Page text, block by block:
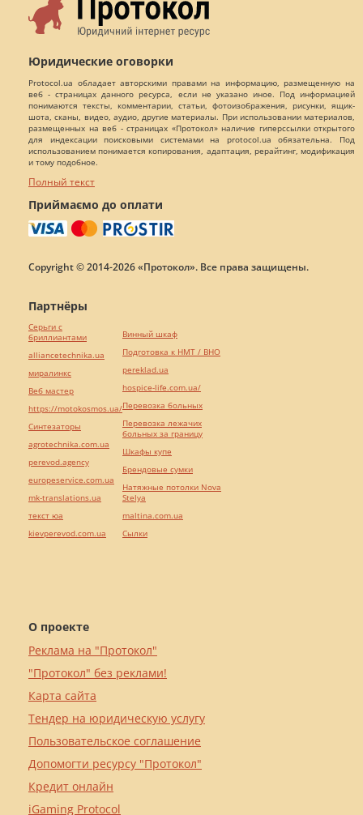
Юридические оговорки
Protocol.ua обладает авторскими правами на информацию, размещенную на
веб - страницах данного ресурса, если не указано иное. Под информацией
понимаются тексты, комментарии, статьи, фотоизображения, рисунки, ящик-
шота, сканы, видео, аудио, другие материалы. При использовании материалов,
размещенных на веб - страницах «Протокол» наличие гиперссылки открытого
для индексации поисковыми системами на protocol.ua обязательна. Под
использованием понимается копирования, адаптация, рерайтинг, модификация
и тому подобное.
Полный текст
Приймаємо до оплати
Copyright © 2014-2026 «Протокол». Все права защищены.
О проекте
Реклама на "Протокол"
"Протокол" без реклами!
Карта сайта
Тендер на юридическую услугу
Пользовательское соглашение
Допомогти ресурсу "Протокол"
Кредит онлайн
iGaming Protocol
Партнёры
Серьги с
бриллиантами
alliancetechnika.ua
миралинкс
Веб мастер
https://motokosmos.ua/
Синтезаторы
agrotechnika.com.ua
perevod.agency
europeservice.com.ua
mk-translations.ua
текст юа
kievperevod.com.ua
Винный шкаф
Подготовка к НМТ / ВНО
pereklad.ua
hospice-life.com.ua/
Перевозка больных
Перевозка лежачих
больных за границу
Шкафы купе
Брендовые сумки
Натяжные потолки Nova
Stelya
maltina.com.ua
Cылки